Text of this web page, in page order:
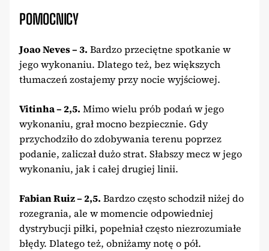
POMOCNICY
Joao Neves – 3. Bardzo przeciętne spotkanie w
jego wykonaniu. Dlatego też, bez większych
tłumaczeń zostajemy przy nocie wyjściowej.
Vitinha – 2,5. Mimo wielu prób podań w jego
wykonaniu, grał mocno bezpiecznie. Gdy
przychodziło do zdobywania terenu poprzez
podanie, zaliczał dużo strat. Słabszy mecz w jego
wykonaniu, jak i całej drugiej linii.
Fabian Ruiz – 2,5. Bardzo często schodził niżej do
rozegrania, ale w momencie odpowiedniej
dystrybucji piłki, popełniał często niezrozumiałe
błędy. Dlatego też, obniżamy notę o pół.